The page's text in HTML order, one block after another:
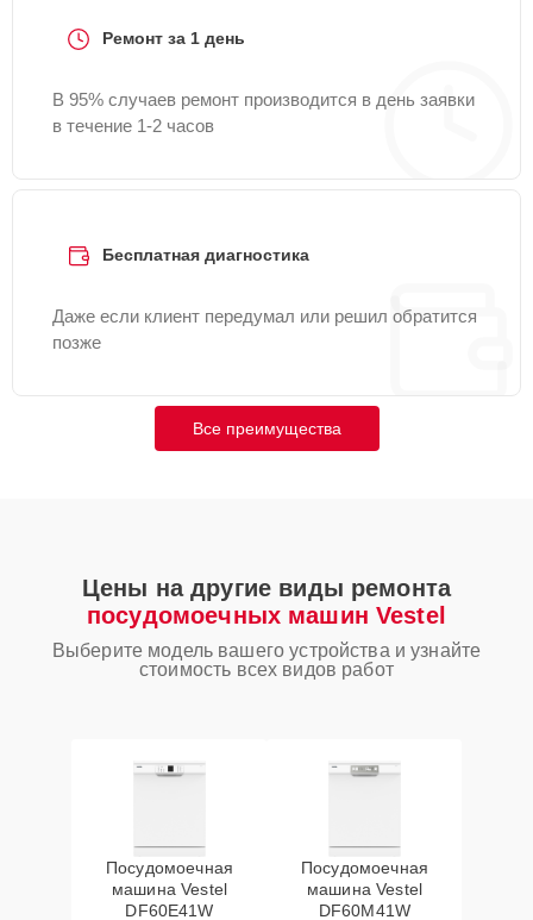
Ремонт за 1 день
В 95% случаев ремонт производится в день заявки
в течение 1-2 часов
Бесплатная диагностика
Даже если клиент передумал или решил обратится
позже
Все преимущества
Цены на другие виды ремонта
посудомоечных машин Vestel
Выберите модель вашего устройства и узнайте
стоимость всех видов работ
Посудомоечная
машина Vestel
DF60E41W
Посудомоечная
машина Vestel
DF60M41W